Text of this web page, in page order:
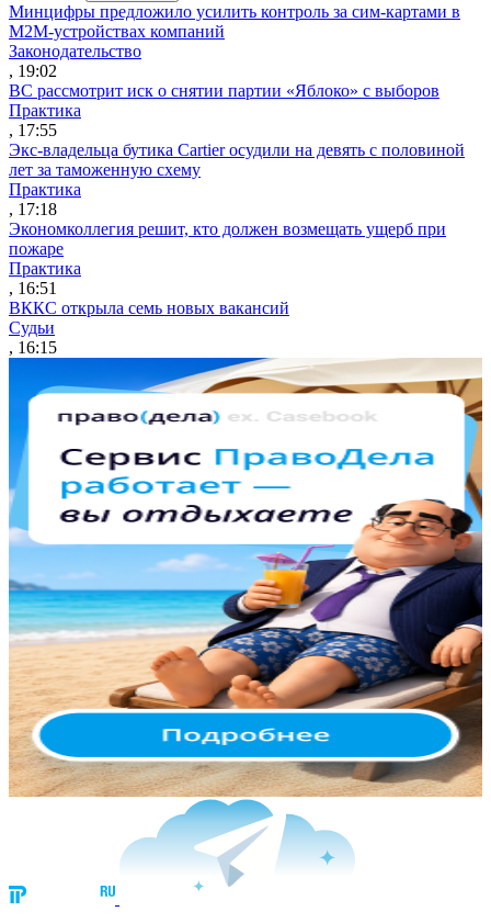
Минцифры предложило усилить контроль за сим-картами в
M2M-устройствах компаний
Законодательство
, 19:02
ВС рассмотрит иск о снятии партии «Яблоко» с выборов
Практика
, 17:55
Экс-владельца бутика Cartier осудили на девять с половиной
лет за таможенную схему
Практика
, 17:18
Экономколлегия решит, кто должен возмещать ущерб при
пожаре
Практика
, 16:51
ВККС открыла семь новых вакансий
Судьи
, 16:15